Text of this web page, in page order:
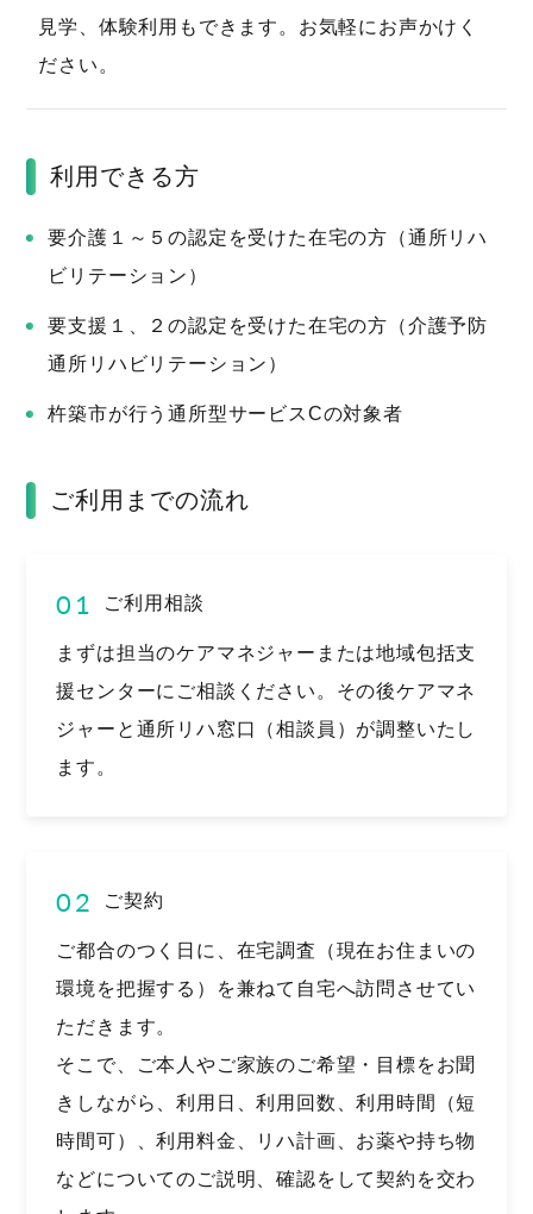
見学、体験利用もできます。お気軽にお声かけく
ださい。
利用できる方
要介護１～５の認定を受けた在宅の方（通所リハ
ビリテーション）
要支援１、２の認定を受けた在宅の方（介護予防
通所リハビリテーション）
杵築市が行う通所型サービスCの対象者
ご利用までの流れ
01 ご利用相談
まずは担当のケアマネジャーまたは地域包括支
援センターにご相談ください。その後ケアマネ
ジャーと通所リハ窓口（相談員）が調整いたし
ます。
02 ご契約
ご都合のつく日に、在宅調査（現在お住まいの
環境を把握する）を兼ねて自宅へ訪問させてい
ただきます。
そこで、ご本人やご家族のご希望・目標をお聞
きしながら、利用日、利用回数、利用時間（短
時間可）、利用料金、リハ計画、お薬や持ち物
などについてのご説明、確認をして契約を交わ